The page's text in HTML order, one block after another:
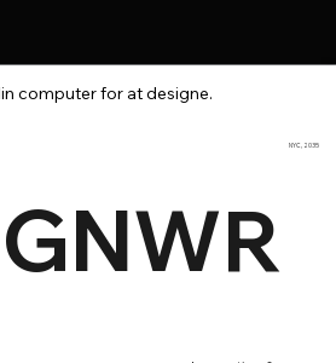
computer for at designe.